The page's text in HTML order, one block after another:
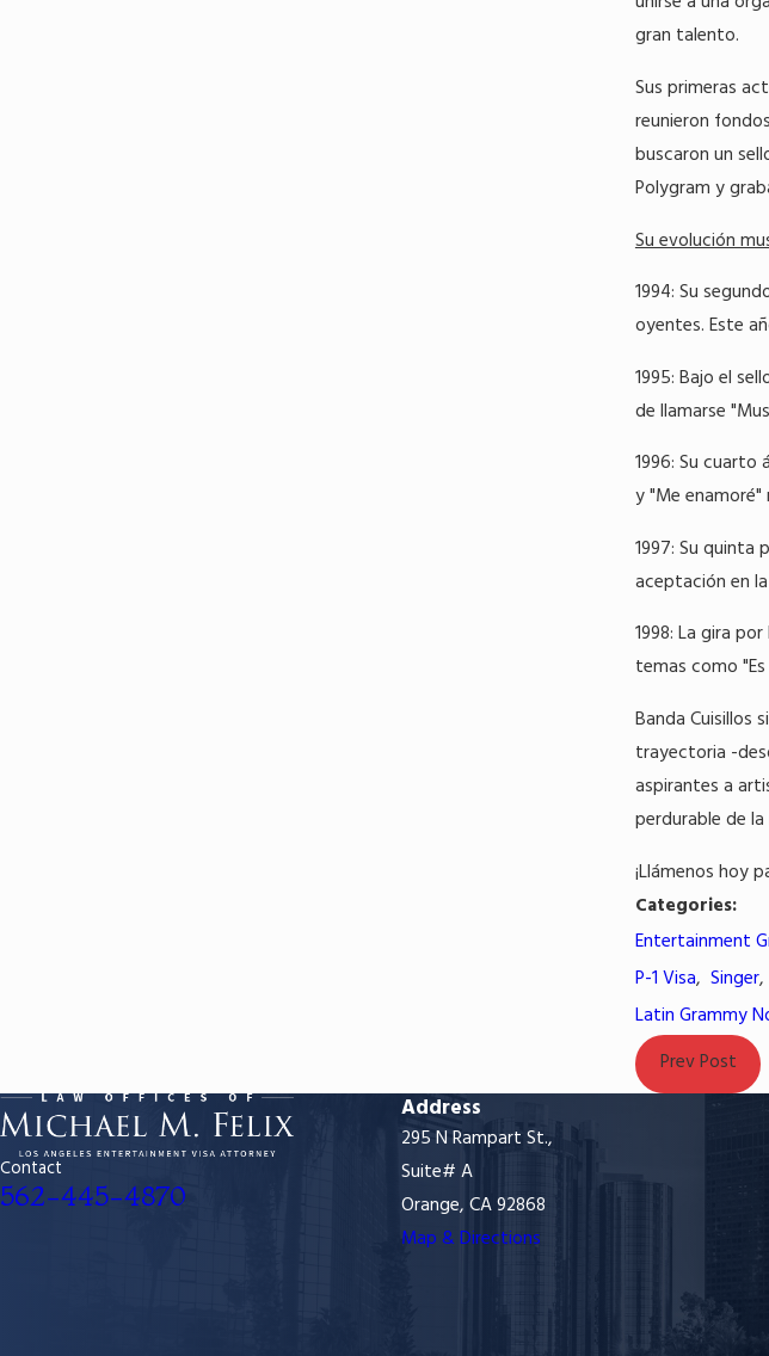
gran talento.
Sus primeras
reunieron
buscaron un
Polygram y
Su evolución
1994: Su
oyentes. Este
1995: Bajo el
de llamarse
1996: Su cuarto
y "Me
1997: Su quinta
aceptación en
1998: La gira
temas como
Banda Cuisillos
trayectoria -
aspirantes a
perdurable de la
¡Llámenos hoy
Categories:
Entertainment
P-1 Visa, Singer,
Latin Grammy
Prev Post
Contact
562-445-4870
Address
295 N Rampart St.,
Suite# A
Orange, CA 92868
Map & Directions